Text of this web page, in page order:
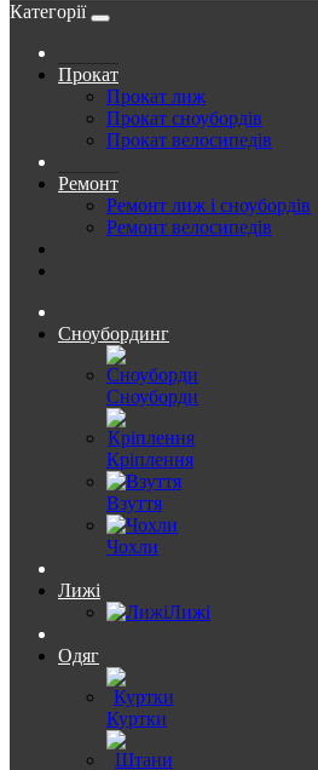
Категорії
Прокат
Прокат лиж
Прокат сноубордів
Прокат велосипедів
Ремонт
Ремонт лиж і сноубордів
Ремонт велосипедів
Сноубординг
Сноуборди
Кріплення
Взуття
Чохли
Лижі
Лижі
Одяг
Куртки